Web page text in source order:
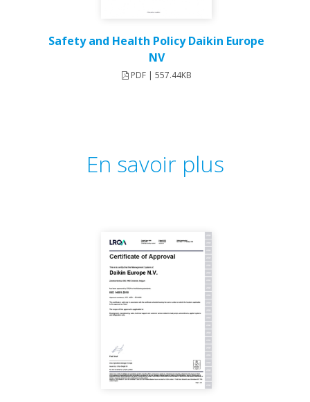
Safety and Health Policy Daikin Europe
NV
PDF | 557.44KB
En savoir plus